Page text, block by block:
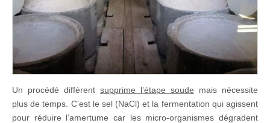
Un procédé différent supprime l’étape soude mais nécessite
plus de temps. C’est le sel (NaCl) et la fermentation qui agissent
pour réduire l’amertume car les micro-organismes dégradent